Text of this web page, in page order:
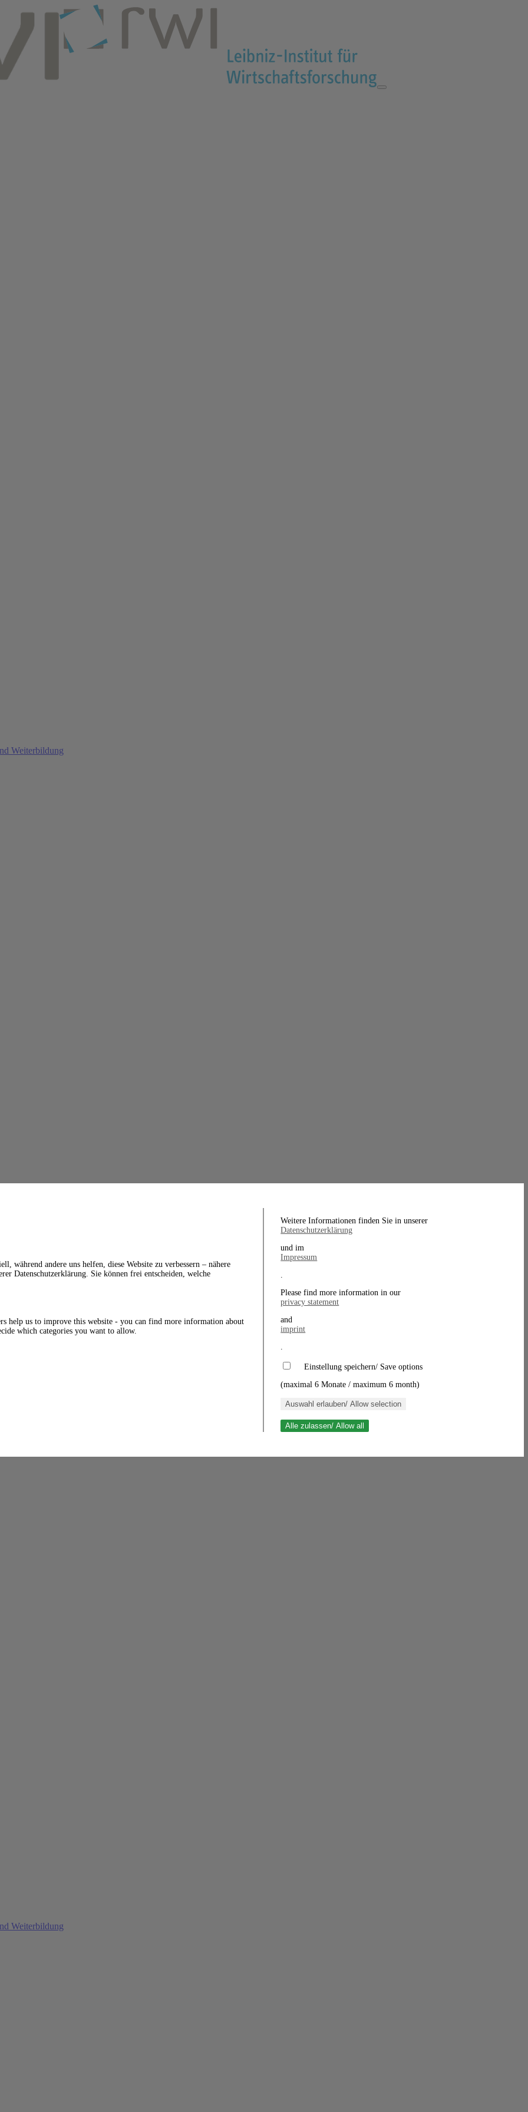
Weiterbildung
Weiterbildung
während andere uns helfen, diese Website zu verbessern – nähere
Datenschutzerklärung. Sie können frei entscheiden, welche
help us to improve this website - you can find more information about
which categories you want to allow.
Weitere Informationen finden Sie in unserer
Datenschutzerklärung
und im
Impressum
.
Please find more information in our
privacy statement
and
imprint
.
Einstellung speichern/ Save options
(maximal 6 Monate / maximum 6 month)
Auswahl erlauben/ Allow selection
Alle zulassen/ Allow all